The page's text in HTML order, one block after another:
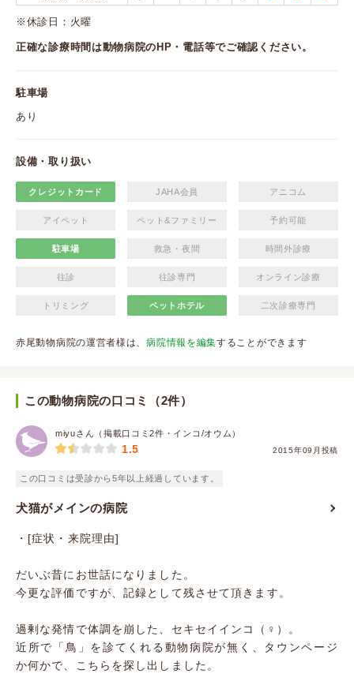
※休診日：火曜
正確な診療時間は動物病院のHP・電話等でご確認ください。
駐車場
あり
設備・取り扱い
クレジットカード JAHA会員 アニコム
アイペット ペット&ファミリー 予約可能
駐車場 救急・夜間 時間外診療
往診 往診専門 オンライン診療
トリミング ペットホテル 二次診療専門
赤尾動物病院の運営者様は、病院情報を編集することができます
この動物病院の口コミ（2件）
miyuさん（掲載口コミ2件・インコ/オウム）
2015年09月投稿
1.5
この口コミは受診から5年以上経過しています。
犬猫がメインの病院
・[症状・来院理由]
だいぶ昔にお世話になりました。
今更な評価ですが、記録として残させて頂きます。
過剰な発情で体調を崩した、セキセイインコ（♀）。
近所で「鳥」を診てくれる動物病院が無く、タウンページ
か何かで、こちらを探し出しました。